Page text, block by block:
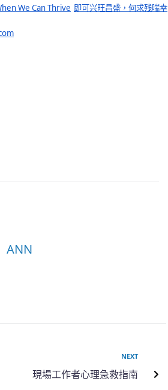
We Can Thrive 即可兴旺昌盛，何求残喘幸
ANN
NEXT
現場工作者心理急救指南